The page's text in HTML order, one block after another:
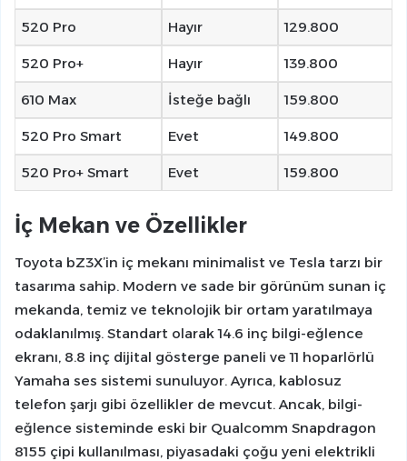
520 Pro Hayır 129.800
520 Pro+ Hayır 139.800
610 Max İsteğe bağlı 159.800
520 Pro Smart Evet 149.800
520 Pro+ Smart Evet 159.800
İç Mekan ve Özellikler
Toyota bZ3X’in iç mekanı minimalist ve Tesla tarzı bir
tasarıma sahip. Modern ve sade bir görünüm sunan iç
mekanda, temiz ve teknolojik bir ortam yaratılmaya
odaklanılmış. Standart olarak 14.6 inç bilgi-eğlence
ekranı, 8.8 inç dijital gösterge paneli ve 11 hoparlörlü
Yamaha ses sistemi sunuluyor. Ayrıca, kablosuz
telefon şarjı gibi özellikler de mevcut. Ancak, bilgi-
eğlence sisteminde eski bir Qualcomm Snapdragon
8155 çipi kullanılması, piyasadaki çoğu yeni elektrikli